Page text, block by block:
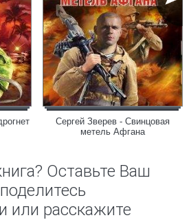
Сергей Зверев - Свинцовая
метель Афгана
Оставьте Ваш
или расскажите